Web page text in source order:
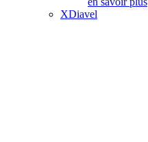
XDiavel